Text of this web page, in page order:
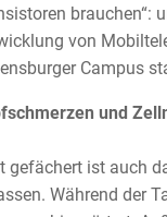
brauchen“:
von
Campus
und
gefächert ist auch
Während der